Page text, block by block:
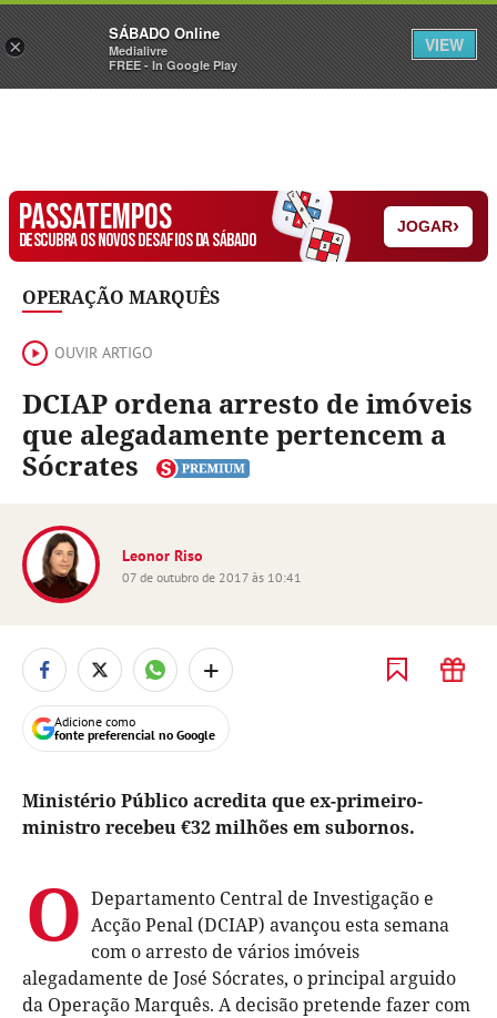
Sábado Assine Iniciar Sessão
PASSATEMPOS
DESCUBRA OS NOVOS DESAFIOS DA SÁBADO
JOGAR›
OPERAÇÃO MARQUÊS
OUVIR ARTIGO
DCIAP ordena arresto de imóveis
que alegadamente pertencem a
Sócrates
Leonor Riso
07 de outubro de 2017 às 10:41
+
Adicione como
fonte preferencial no Google
Ministério Público acredita que ex-primeiro-
ministro recebeu €32 milhões em subornos.
O Departamento Central de Investigação e
Acção Penal (DCIAP) avançou esta semana
com o arresto de vários imóveis
alegadamente de José Sócrates, o principal arguido
da Operação Marquês. A decisão pretende fazer com
×
SÁBADO Online
Medialivre
FREE - In Google Play
VIEW